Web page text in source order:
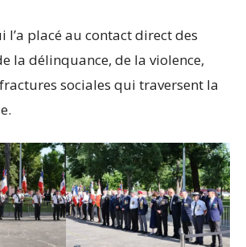
l’a placé au contact direct des
la délinquance, de la violence,
sociales qui traversent la